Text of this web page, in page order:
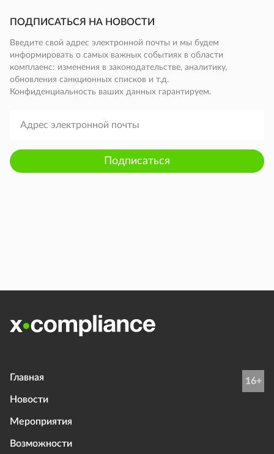
ПОДПИСАТЬСЯ НА НОВОСТИ
Введите свой адрес электронной почты и мы будем
информировать о самых важных событиях в области
комплаенс: изменения в законодательстве, аналитику,
обновления санкционных списков и т.д.
Конфиденциальность ваших данных гарантируем.
Подписаться
Главная
Новости
Мероприятия
Возможности
16+